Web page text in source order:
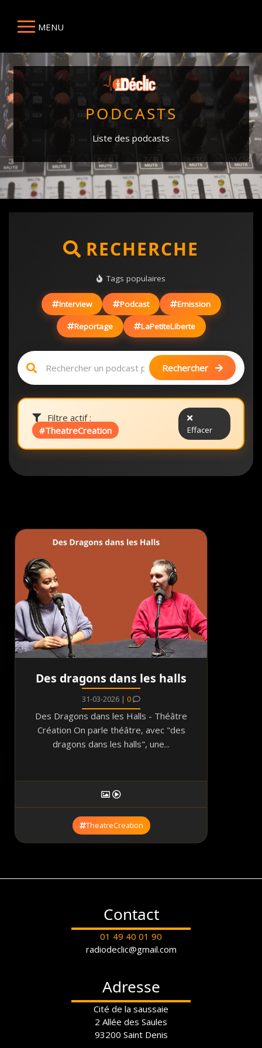
MENU
PODCASTS
Liste des podcasts
RECHERCHE
Tags populaires
Interview Podcast Emission
Reportage LaPetiteLiberte
Rechercher
Filtre actif :
#TheatreCreation
Effacer
Des dragons dans les halls
31-03-2026 | 0
Des Dragons dans les Halls - Théâtre
Création On parle théâtre, avec "des
dragons dans les halls", une...
TheatreCreation
Contact
01 49 40 01 90
radiodeclic@gmail.com
Adresse
Cité de la saussaie
2 Allée des Saules
93200 Saint Denis